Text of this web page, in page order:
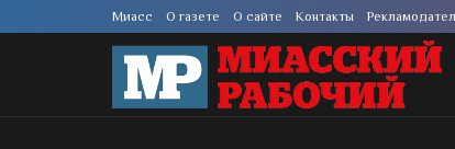
Миасс О газете О сайте Контакты